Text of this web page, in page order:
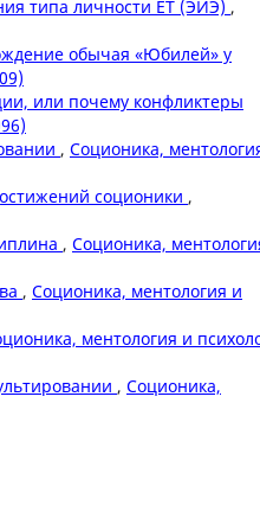
типа личности ET (ЭИЭ) ,
обычая «Юбилей» у
или почему конфликтеры
, Соционика,
соционики ,
, Соционика,
, Соционика, ментология и
ментология и
, Соционика,